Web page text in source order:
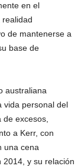
en el
de mantenerse a
base de
australiana
vida personal del
excesos,
a Kerr, con
una cena
2014, y su relación